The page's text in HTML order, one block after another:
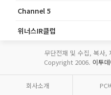
Channel 5
위너스IR클럽
무단전재 및 수집, 복사,
Copyright 2006. 이투데
회사소개 PC